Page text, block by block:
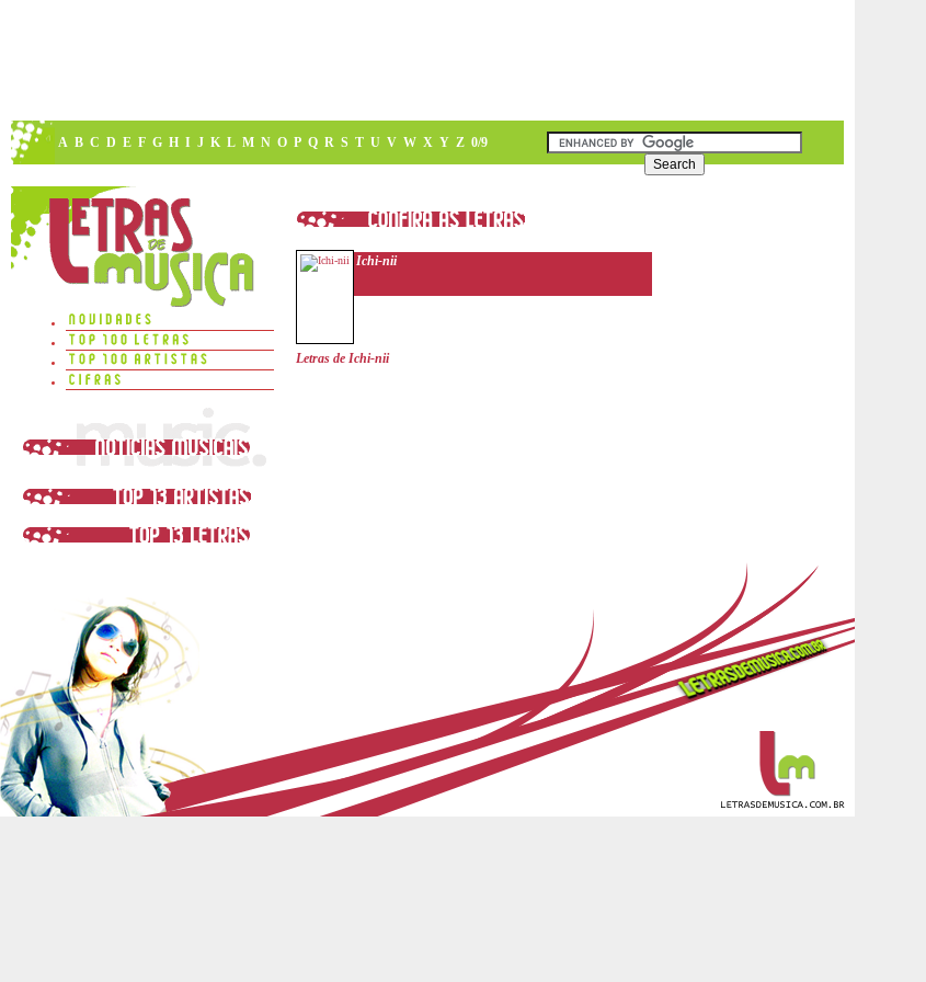
A B C D E F G H I J K L M N O P Q R S T U V W X Y Z 0/9
Ichi-nii
Letras de Ichi-nii